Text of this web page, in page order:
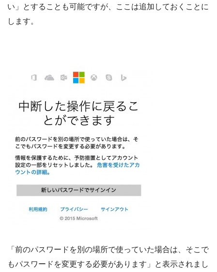
い」とすることも可能ですが、ここは追加しておくことに
します。
「前のパスワードを別の場所で使っていた場合は、そこで
もパスワードを変更する必要があります」と表示されまし